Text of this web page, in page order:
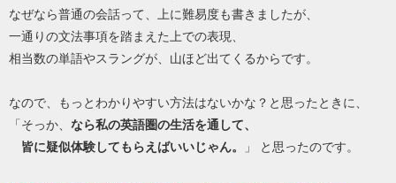
なぜなら普通の会話って、上に難易度も書きましたが、
一通りの文法事項を踏まえた上での表現、
相当数の単語やスラングが、山ほど出てくるからです。
なので、もっとわかりやすい方法はないかな？と思ったときに、
「そっか、 なら私の英語圏の生活を通して、
皆に疑似体験してもらえばいいじゃん。
」 と思ったのです。